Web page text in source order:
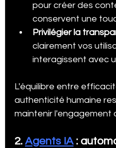
pour créer des
conservent une
Privilégier la
clairement vos
interagissent avec
L'équilibre entre
authenticité humaine
maintenir l'engagement
2. Agents IA :